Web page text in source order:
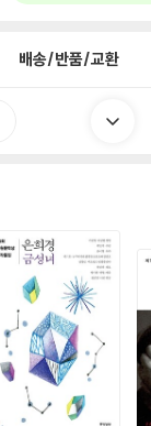
배송/반품/교환